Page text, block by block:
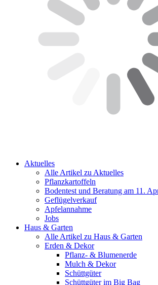
Aktuelles
Alle Artikel zu Aktuelles
Pflanzkartoffeln
Bodentest und Beratung am 11.
Geflügelverkauf
Apfelannahme
Jobs
Haus & Garten
Alle Artikel zu Haus & Garten
Erden & Dekor
Pflanz- & Blumenerde
Mulch & Dekor
Schüttgüter
Schüttgüter im Big Bag